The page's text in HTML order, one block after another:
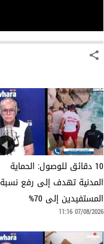
10 دقائق للوصول: الحماية
المدنية تهدف إلى رفع نسبة
المستفيدين إلى 70%
07/08/2026 11:16